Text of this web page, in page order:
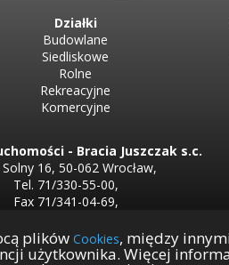
plików Cookies, między
użytkownika. Więcej
Działki
Budowlane
Siedliskowe
Rolne
Rekreacyjne
Komercyjne
- Bracia Juszczak s.c.
Solny 16, 50-062 Wrocław,
Tel. 71/330-55-00,
Fax 71/341-04-69,
REGON 932851943